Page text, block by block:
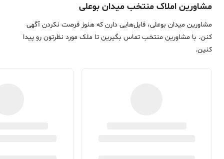
مشاورین املاک منتخب میدان بوعلی
مشاورین میدان بوعلی، فایل‌هایی دارن که هنوز فرصت نکردن آگهی
کنن. با مشاورین منتخب تماس بگیرین تا ملک مورد نظرتون رو پیدا
کنین.